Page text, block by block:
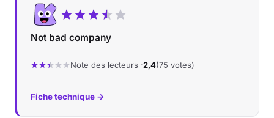
Not bad company
Note des lecteurs ·2,4(75 votes)
Fiche technique →